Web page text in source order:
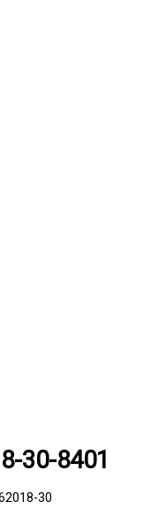
30-8401
30